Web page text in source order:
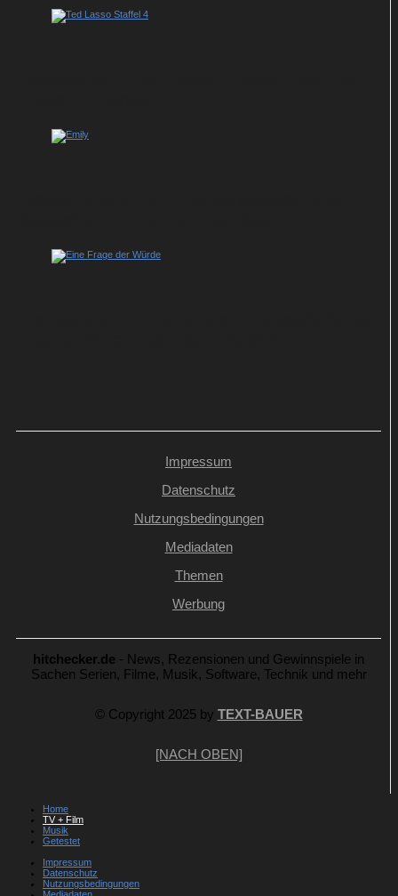
Impressum
Datenschutz
Nutzungsbedingungen
Mediadaten
Themen
Werbung
hitchecker.de - News, Rezensionen und Gewinnspiele in
Sachen Serien, Filme, Musik, Software, Technik und mehr
© Copyright 2025 by TEXT-BAUER
[NACH OBEN]
Home
TV + Film
Musik
Getestet
Impressum
Datenschutz
Nutzungsbedingungen
Mediadaten